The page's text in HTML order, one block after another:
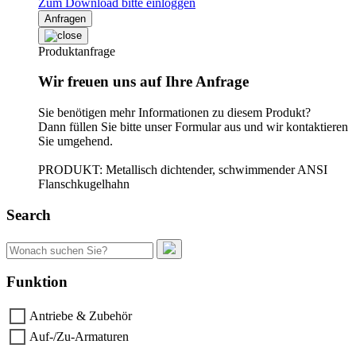
Anfragen
Produktanfrage
Wir freuen uns auf Ihre Anfrage
Sie benötigen mehr Informationen zu diesem Produkt?
Dann füllen Sie bitte unser Formular aus und wir kontaktieren
Sie umgehend.
PRODUKT: Metallisch dichtender, schwimmender ANSI
Flanschkugelhahn
Search
Suchen
nach:
Funktion
Antriebe & Zubehör
Auf-/Zu-Armaturen